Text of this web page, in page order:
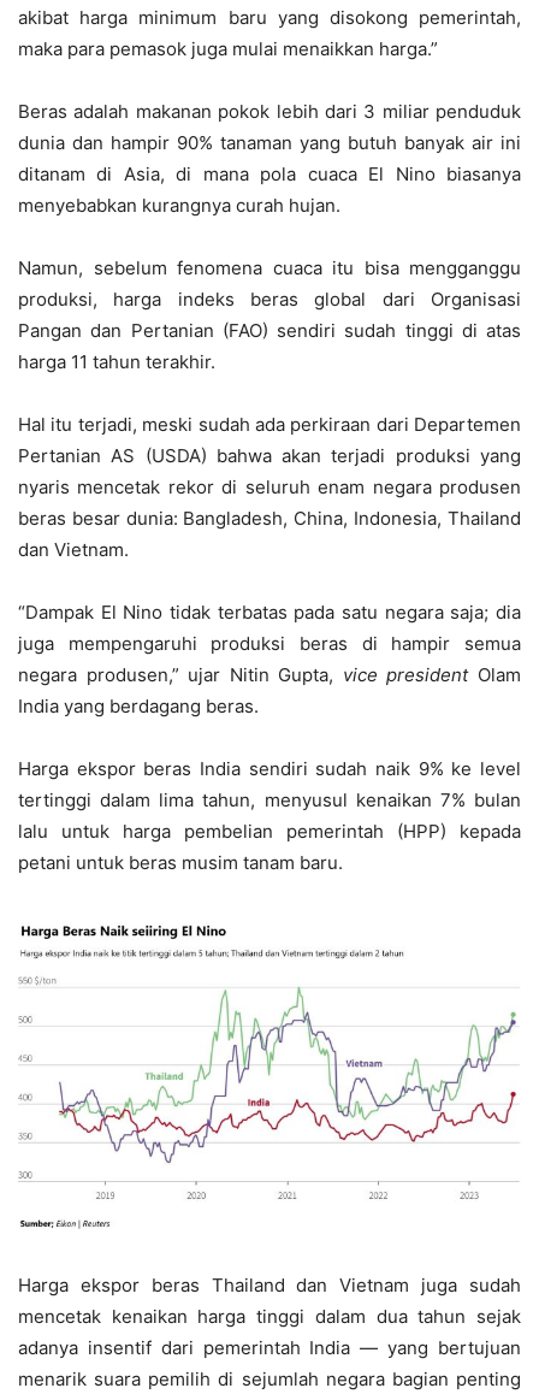
akibat harga minimum baru yang disokong pemerintah,
maka para pemasok juga mulai menaikkan harga.”
Beras adalah makanan pokok lebih dari 3 miliar penduduk
dunia dan hampir 90% tanaman yang butuh banyak air ini
ditanam di Asia, di mana pola cuaca El Nino biasanya
menyebabkan kurangnya curah hujan.
Namun, sebelum fenomena cuaca itu bisa mengganggu
produksi, harga indeks beras global dari Organisasi
Pangan dan Pertanian (FAO) sendiri sudah tinggi di atas
harga 11 tahun terakhir.
Hal itu terjadi, meski sudah ada perkiraan dari Departemen
Pertanian AS (USDA) bahwa akan terjadi produksi yang
nyaris mencetak rekor di seluruh enam negara produsen
beras besar dunia: Bangladesh, China, Indonesia, Thailand
dan Vietnam.
“Dampak El Nino tidak terbatas pada satu negara saja; dia
juga mempengaruhi produksi beras di hampir semua
negara produsen,” ujar Nitin Gupta, vice presidentOlam
India yang berdagang beras.
Harga ekspor beras India sendiri sudah naik 9% ke level
tertinggi dalam lima tahun, menyusul kenaikan 7% bulan
lalu untuk harga pembelian pemerintah (HPP) kepada
petani untuk beras musim tanam baru.
Harga ekspor beras Thailand dan Vietnam juga sudah
mencetak kenaikan harga tinggi dalam dua tahun sejak
adanya insentif dari pemerintah India — yang bertujuan
menarik suara pemilih di sejumlah negara bagian penting